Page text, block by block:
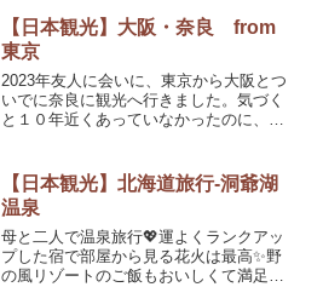
【日本観光】大阪・奈良 from
東京
2023年友人に会いに、東京から大阪とつ
いでに奈良に観光へ行きました。気づく
と１０年近くあっていなかったのに、仲
しまい、初めて観光Tシャツまで買いまし
た。鹿かわいかったなぁ。
【日本観光】北海道旅行-洞爺湖
温泉
母と二人で温泉旅行💖運よくランクアッ
プした宿で部屋から見る花火は最高✨野
の風リゾートのご飯もおいしくて満足で